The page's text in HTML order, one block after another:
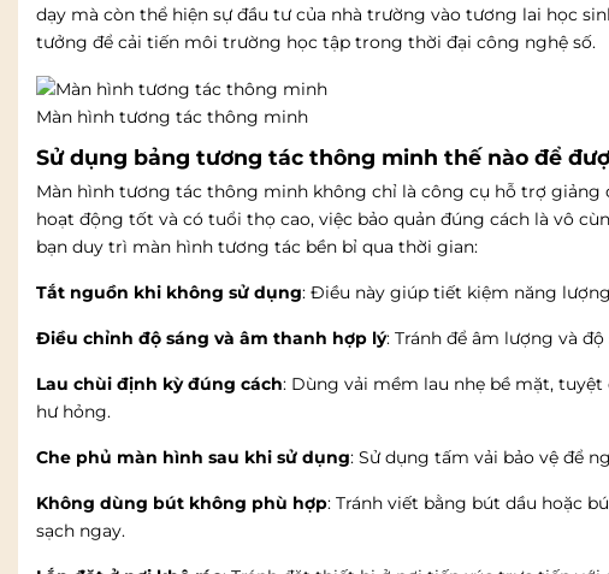
dạy mà còn thể hiện sự đầu tư của nhà trường vào tương lai học
tưởng để cải tiến môi trường học tập trong thời đại công nghệ số.
Màn hình tương tác thông minh
Sử dụng bảng tương tác thông minh thế nào để
Màn hình tương tác thông minh không chỉ là công cụ hỗ trợ
hoạt động tốt và có tuổi thọ cao, việc bảo quản đúng cách là vô
bạn duy trì màn hình tương tác bền bỉ qua thời gian:
Tắt nguồn khi không sử dụng: Điều này giúp tiết kiệm năng
Điều chỉnh độ sáng và âm thanh hợp lý: Tránh để âm lượng và
Lau chùi định kỳ đúng cách: Dùng vải mềm lau nhẹ bề mặt,
hư hỏng.
Che phủ màn hình sau khi sử dụng: Sử dụng tấm vải bảo vệ để
Không dùng bút không phù hợp: Tránh viết bằng bút dầu hoặc
sạch ngay.